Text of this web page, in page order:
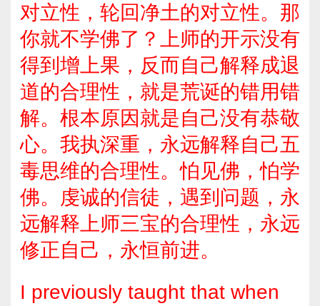
对立性，轮回净土的对立性。那
你就不学佛了？上师的开示没有
得到增上果，反而自己解释成退
道的合理性，就是荒诞的错用错
解。根本原因就是自己没有恭敬
心。我执深重，永远解释自己五
毒思维的合理性。怕见佛，怕学
佛。虔诚的信徒，遇到问题，永
远解释上师三宝的合理性，永远
修正自己，永恒前进。
I previously taught that when